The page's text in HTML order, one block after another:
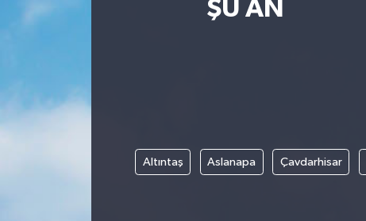
ŞU AN
Altıntaş Aslanapa Çavdarhisar
Magazin